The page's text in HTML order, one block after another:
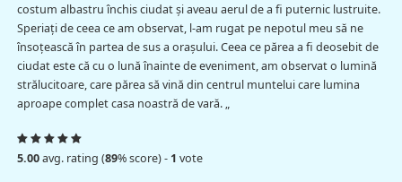
costum albastru închis ciudat și aveau aerul de a fi puternic lustruite.
Speriaţi de ceea ce am observat, l-am rugat pe nepotul meu să ne
însoțească în partea de sus a orașului. Ceea ce părea a fi deosebit de
ciudat este că cu o lună înainte de eveniment, am observat o lumină
strălucitoare, care părea să vină din centrul muntelui care lumina
aproape complet casa noastră de vară. „
5.00avg. rating (89% score) - 1 vote